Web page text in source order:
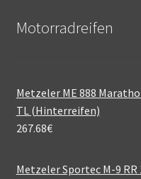
Motorradreifen
Metzeler ME 888
TL (Hinterreifen)
267.68€
Metzeler Sportec M-9 RR